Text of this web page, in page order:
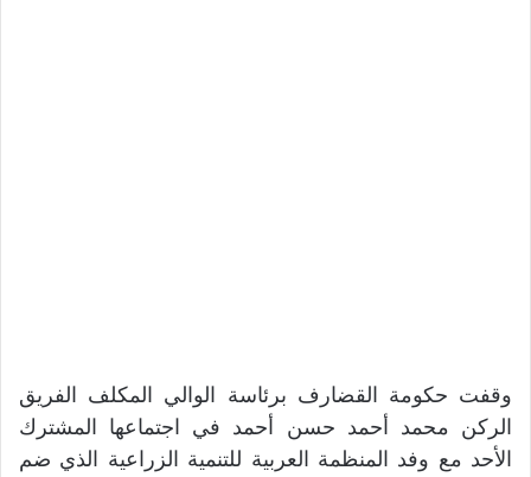
وقفت حكومة القضارف برئاسة الوالي المكلف الفريق
الركن محمد أحمد حسن أحمد في اجتماعها المشترك
الأحد مع وفد المنظمة العربية للتنمية الزراعية الذي ضم